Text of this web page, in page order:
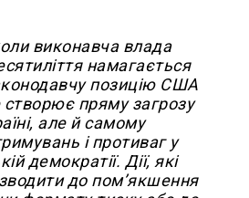
виконавча влада
намагається
позицію США
пряму загрозу
але й самому
і противаг у
демократії. Дії, які
до пом’якшення